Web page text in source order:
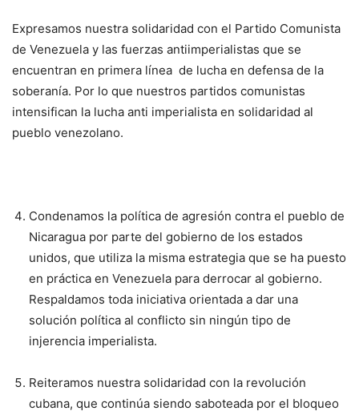
Expresamos nuestra solidaridad con el Partido Comunista
de Venezuela y las fuerzas antiimperialistas que se
encuentran en primera línea de lucha en defensa de la
soberanía. Por lo que nuestros partidos comunistas
intensifican la lucha anti imperialista en solidaridad al
pueblo venezolano.
Condenamos la política de agresión contra el pueblo de
Nicaragua por parte del gobierno de los estados
unidos, que utiliza la misma estrategia que se ha puesto
en práctica en Venezuela para derrocar al gobierno.
Respaldamos toda iniciativa orientada a dar una
solución política al conflicto sin ningún tipo de
injerencia imperialista.
Reiteramos nuestra solidaridad con la revolución
cubana, que continúa siendo saboteada por el bloqueo